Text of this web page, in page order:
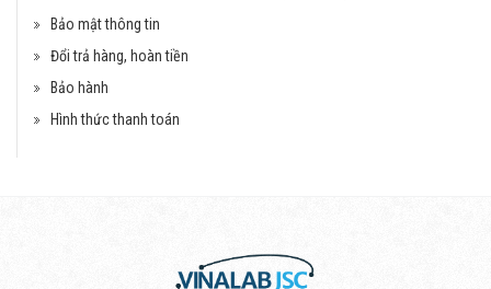
Bảo mật thông tin
Đổi trả hàng, hoàn tiền
Bảo hành
Hình thức thanh toán